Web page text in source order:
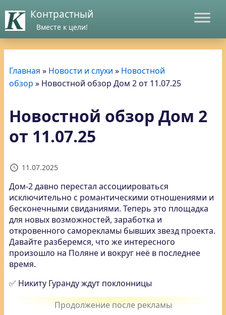
Контрастный
Вместе к цели!
Главная » Новости и слухи » Новостной
обзор » Новостной обзор Дом 2 от 11.07.25
Новостной обзор Дом 2
от 11.07.25
11.07.2025
Дом-2 давно перестал ассоциироваться
исключительно с романтическими отношениями и
бесконечными свиданиями. Теперь это площадка
для новых возможностей, заработка и
откровенного саморекламы бывших звезд проекта.
Давайте разберемся, что же интересного
произошло на Поляне и вокруг неё в последнее
время.
✅ Никиту Гуранду ждут поклонницы